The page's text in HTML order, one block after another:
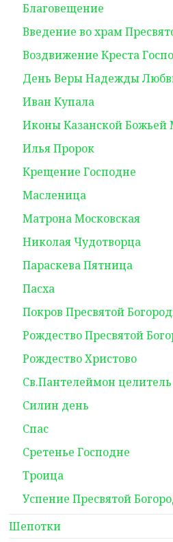
Благовещение
Введение во храм
Воздвижение Креста
День Веры Надежды
Иван Купала
Иконы Казанской Божьей
Илья Пророк
Крещение Господне
Масленица
Матрона Московская
Николая Чудотворца
Параскева Пятница
Пасха
Покров Пресвятой
Рождество Пресвятой
Рождество Христово
Св.Пантелеймон целитель
Силин день
Спас
Сретенье Господне
Троица
Успение Пресвятой
Шепотки